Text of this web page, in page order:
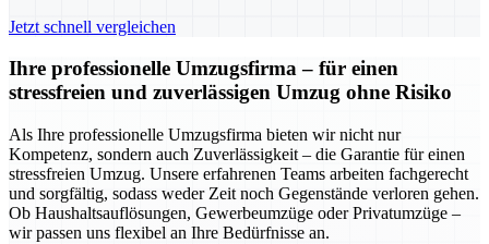
Jetzt schnell vergleichen
Ihre professionelle Umzugsfirma – für einen
stressfreien und zuverlässigen Umzug ohne Risiko
Als Ihre professionelle Umzugsfirma bieten wir nicht nur
Kompetenz, sondern auch Zuverlässigkeit – die Garantie für einen
stressfreien Umzug. Unsere erfahrenen Teams arbeiten fachgerecht
und sorgfältig, sodass weder Zeit noch Gegenstände verloren gehen.
Ob Haushaltsauflösungen, Gewerbeumzüge oder Privatumzüge –
wir passen uns flexibel an Ihre Bedürfnisse an.